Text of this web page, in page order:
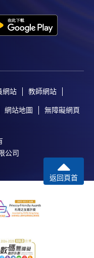
網站 教師網站
網站地圖 無障礙網頁
公司
返回頁首